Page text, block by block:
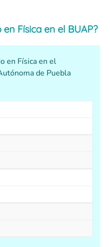
Física en el BUAP?
en Física en el
de Puebla